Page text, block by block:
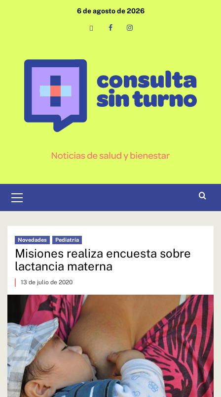
6 de agosto de 2026
primario
Novedades Pediatría
Misiones realiza encuesta sobre
lactancia materna
13 de julio de 2020